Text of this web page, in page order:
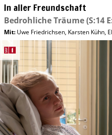
In aller Freundschaft
Bedrohliche Träume(S:14
Mit: Uwe Friedrichsen, Karsten Kühn,